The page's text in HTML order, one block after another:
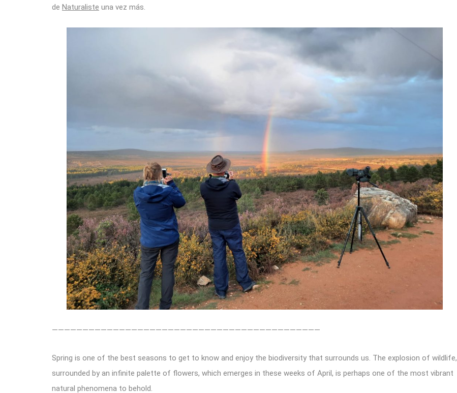
de Naturaliste una vez más.
————————————————————————————————————————————
Spring is one of the best seasons to get to know and enjoy the biodiversity that surrounds us. The explosion of wildlife,
surrounded by an infinite palette of flowers, which emerges in these weeks of April, is perhaps one of the most vibrant
natural phenomena to behold.